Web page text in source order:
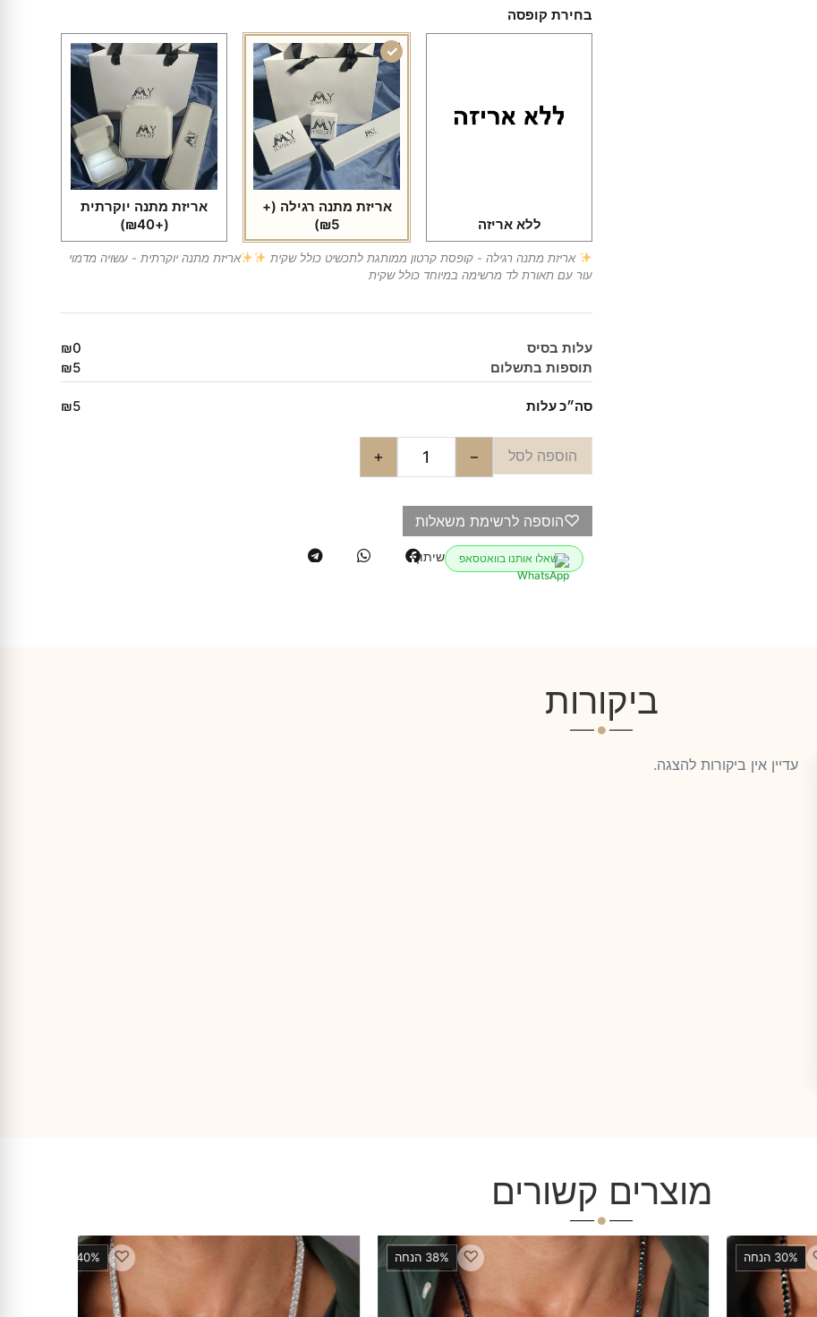
בחירת קופסה
ללא אריזה
אריזת מתנה רגילה (+
₪5)
אריזת מתנה יוקרתית
(+₪40)
אריזת מתנה רגילה - קופסת קרטון ממותגת לתכשיט כולל שקית
אריזת מתנה יוקרתית - עשויה מדמוי
עור עם תאורת לד מרשימה במיוחד כולל שקית
עלות בסיס
₪0
תוספות בתשלום
₪5
סה״כ עלות ₪5
−
+ הוספה לסל
♡הוספה לרשימת משאלות
שאלו אותנו בוואטסאפ שיתוף
ביקורות
עדיין אין ביקורות להצגה.
מוצרים קשורים
38% הנחה 40% הנחה